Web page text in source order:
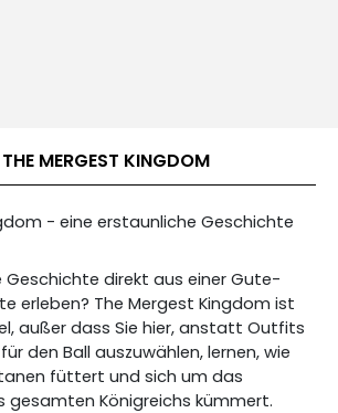
MERGEST KINGDOM
- eine erstaunliche Geschichte
Geschichte direkt aus einer Gute-
erleben? The Mergest Kingdom ist
außer dass Sie hier, anstatt Outfits
den Ball auszuwählen, lernen, wie
füttert und sich um das
gesamten Königreichs kümmert.